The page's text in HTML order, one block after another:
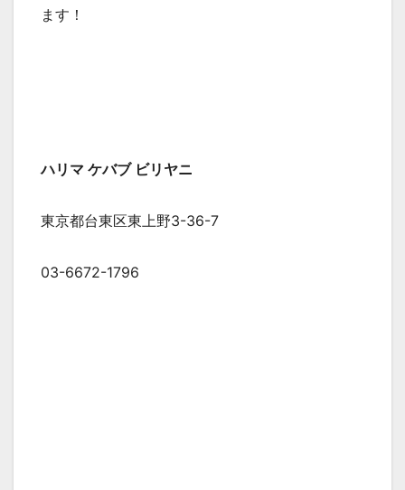
ます！
ハリマ ケバブ ビリヤニ
東京都台東区東上野3-36-7
03-6672-1796